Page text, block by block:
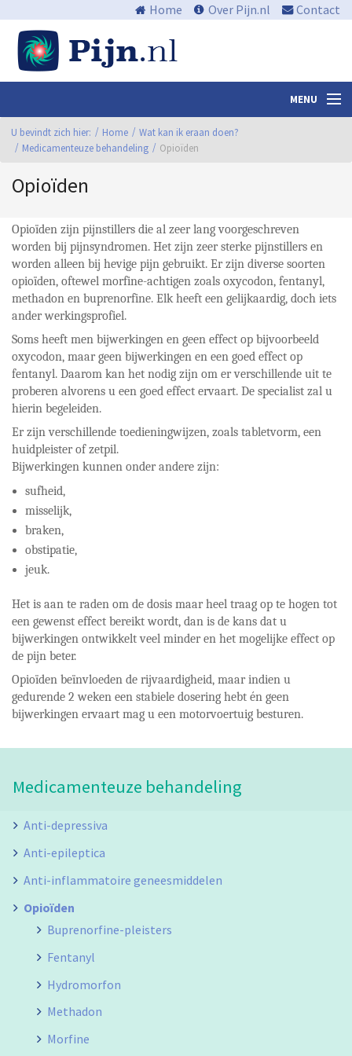
Home Over Pijn.nl Contact
MENU
Nieuws en media
Waar zit de pijn?
Wat kan ik eraan doen?
Centra
Links
U bevindt zich hier: Home
Wat kan ik eraan doen?
Medicamenteuze behandeling
Opioïden
Opioïden
Opioïden zijn pijnstillers die al zeer lang voorgeschreven
worden bij pijnsyndromen. Het zijn zeer sterke pijnstillers en
worden alleen bij hevige pijn gebruikt. Er zijn diverse soorten
opioïden, oftewel morfine-achtigen zoals oxycodon, fentanyl,
methadon en buprenorfine. Elk heeft een gelijkaardig, doch iets
ander werkingsprofiel.
Soms heeft men bijwerkingen en geen effect op bijvoorbeeld
oxycodon, maar geen bijwerkingen en een goed effect op
fentanyl. Daarom kan het nodig zijn om er verschillende uit te
proberen alvorens u een goed effect ervaart. De specialist zal u
hierin begeleiden.
Er zijn verschillende toedieningwijzen, zoals tabletvorm, een
huidpleister of zetpil.
Bijwerkingen kunnen onder andere zijn:
sufheid,
misselijk,
braken,
obstipatie,
jeuk.
Het is aan te raden om de dosis maar heel traag op te hogen tot
een gewenst effect bereikt wordt, dan is de kans dat u
bijwerkingen ontwikkelt veel minder en het mogelijke effect op
de pijn beter.
Opioïden beïnvloeden de rijvaardigheid, maar indien u
gedurende 2 weken een stabiele dosering hebt én geen
bijwerkingen ervaart mag u een motorvoertuig besturen.
Medicamenteuze behandeling
Anti-depressiva
Anti-epileptica
Anti-inflammatoire geneesmiddelen
Opioïden
Buprenorfine-pleisters
Fentanyl
Hydromorfon
Methadon
Morfine